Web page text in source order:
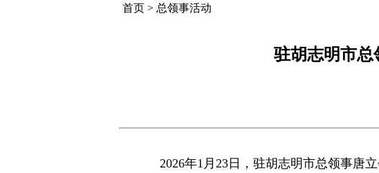
首页 > 总领事活动
驻胡志明市总
2026年1月23日，驻胡志明市总领事唐